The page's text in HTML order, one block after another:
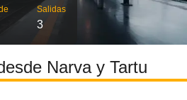
Salidas
3
Narva y Tartu